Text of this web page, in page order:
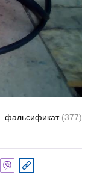
фальсификат (377)